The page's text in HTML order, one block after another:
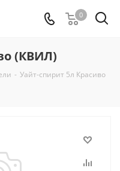
0
(КВИЛ)
- Уайт-спирит 5л Красиво